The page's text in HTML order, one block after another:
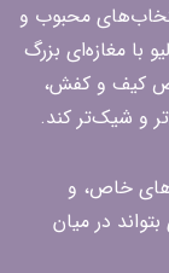
محبوب و
با مغازه‌ای بزرگ
کیف و کفش،
و شیک‌تر کند.
خاص، و
در میان